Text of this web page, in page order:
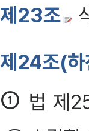
제23조
제24조(하
① 법 제